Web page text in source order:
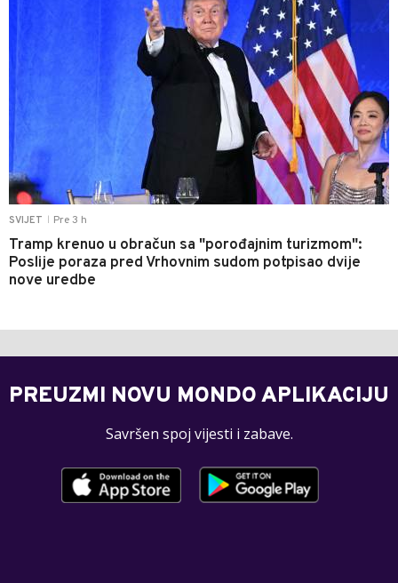
SVIJET Pre 3 h
Tramp krenuo u obračun sa "porođajnim turizmom":
Poslije poraza pred Vrhovnim sudom potpisao dvije
nove uredbe
PREUZMI NOVU MONDO APLIKACIJU
Savršen spoj vijesti i zabave.